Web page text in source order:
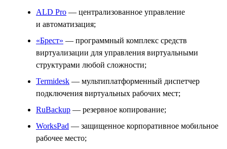
ALD Pro — централизованное управление
и автоматизация;
«Брест» — программный комплекс средств
виртуализации для управления виртуальными
структурами любой сложности;
Termidesk — мультиплатформенный диспетчер
подключения виртуальных рабочих мест;
RuBackup — резервное копирование;
WorksPad — защищенное корпоративное мобильное
рабочее место;